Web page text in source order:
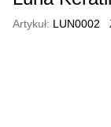
Artykuł: LUN0002